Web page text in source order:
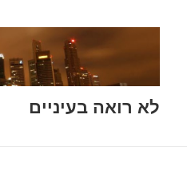
לא רואה בעיניים